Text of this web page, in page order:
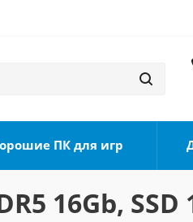
ПК для игр
16Gb, SSD